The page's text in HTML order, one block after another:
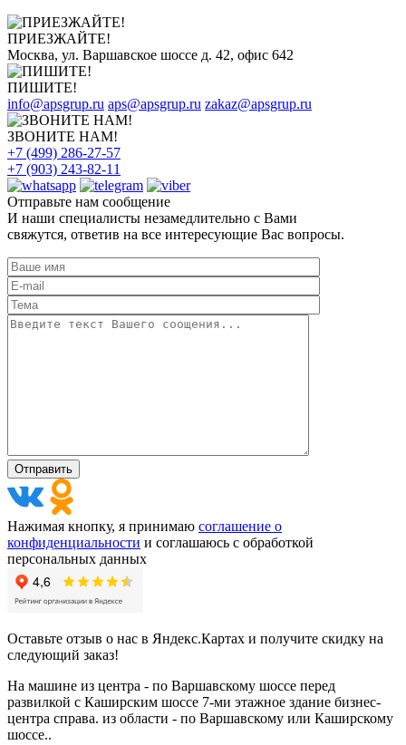
ПРИЕЗЖАЙТЕ!
Москва, ул. Варшавское шоссе д. 42, офис 642
ПИШИТЕ!
info@apsgrup.ru aps@apsgrup.ru zakaz@apsgrup.ru
ЗВОНИТЕ НАМ!
+7 (499) 286-27-57
+7 (903) 243-82-11
Отправьте нам сообщение
И наши специалисты незамедлительно с Вами
свяжутся, ответив на все интересующие Вас вопросы.
Нажимая кнопку, я принимаю соглашение о
конфиденциальности и соглашаюсь с обработкой
персональных данных
Оставьте отзыв о нас в Яндекс.Картах и получите скидку на
следующий заказ!
На машине из центра - по Варшавскому шоссе перед
развилкой с Каширским шоссе 7-ми этажное здание бизнес-
центра справа. из области - по Варшавскому или Каширскому
шоссе..